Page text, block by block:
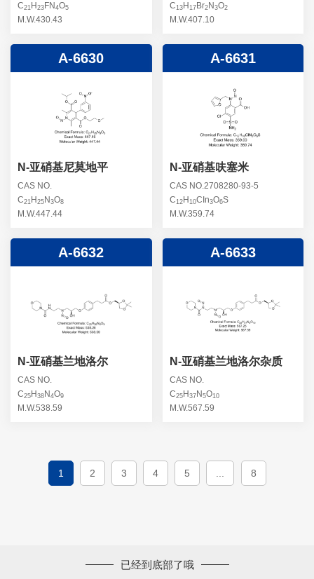
C21 H 23 FN 4O5
M.W.430.43
C13H 17Br2N 3O2
M.W.407.10
A-6630
N-亚硝基尼莫地平
CAS NO.
C21 H 25 N 3O8
M.W.447.44
A-6631
N-亚硝基呋塞米
CAS NO.2708280-93-5
C12H 10CIn3O6S
M.W.359.74
A-6632
N-亚硝基兰地洛尔
CAS NO.
C25 H 38 N 4O9
M.W.538.59
A-6633
N-亚硝基兰地洛尔杂质
CAS NO.
C25H 37N 5O10
M.W.567.59
1 2 3 4 5 8
已经到底部了哦